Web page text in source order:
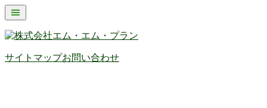
サイトマップお問い合わせ